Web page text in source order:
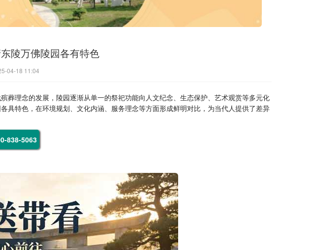
陵万佛陵园各有特色
04-18 11:04
理念的发展，陵园逐渐从单一的祭祀功能向人文纪念、生态保护、艺术观赏等多元化
具特色，在环境规划、文化内涵、服务理念等方面形成鲜明对比，为当代人提供了差异
838-5063